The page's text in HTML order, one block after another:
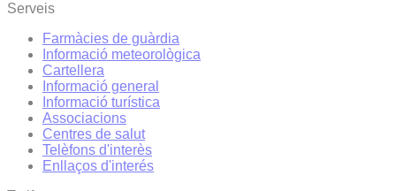
Serveis
Farmàcies de guàrdia
Informació meteorològica
Cartellera
Informació general
Informació turística
Associacions
Centres de salut
Telèfons d'interès
Enllaços d'interés